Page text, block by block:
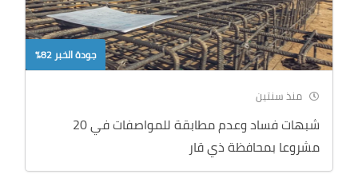
جودة الخبر 82%
منذ سنتين
شبهات فساد وعدم مطابقة للمواصفات في 20
مشروعا بمحافظة ذي قار